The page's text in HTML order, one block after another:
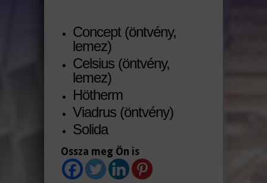
Concept (öntvény,
lemez)
Celsius (öntvény,
lemez)
Hötherm
Viadrus (öntvény)
Solida
Ossza meg Ön is